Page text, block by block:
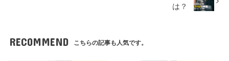
は？
RECOMMEND こちらの記事も人気です。